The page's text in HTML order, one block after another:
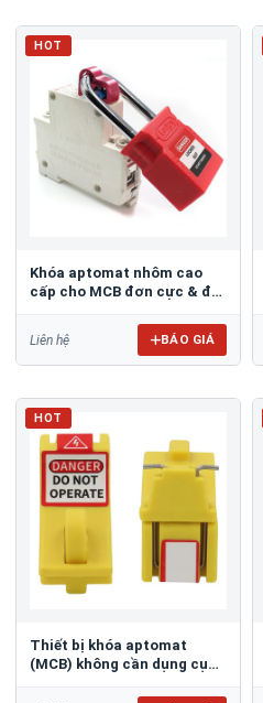
HOT
Khóa aptomat nhôm cao
cấp cho MCB đơn cực & đa
Liên hệ BÁO GIÁ
HOT
Thiết bị khóa aptomat
(MCB) không cần dụng cụ